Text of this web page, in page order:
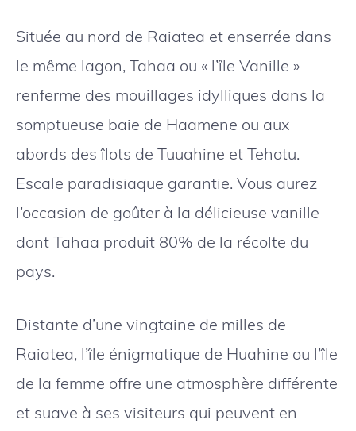
Située au nord de Raiatea et enserrée dans
le même lagon, Tahaa ou « l’île Vanille »
renferme des mouillages idylliques dans la
somptueuse baie de Haamene ou aux
abords des îlots de Tuuahine et Tehotu.
Escale paradisiaque garantie. Vous aurez
l’occasion de goûter à la délicieuse vanille
dont Tahaa produit 80% de la récolte du
pays.
Distante d’une vingtaine de milles de
Raiatea, l’île énigmatique de Huahine ou l’île
de la femme offre une atmosphère différente
et suave à ses visiteurs qui peuvent en